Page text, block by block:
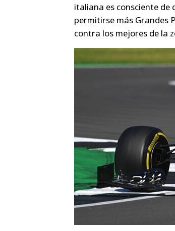
italiana es consciente de
permitirse más Grandes
contra los mejores de la